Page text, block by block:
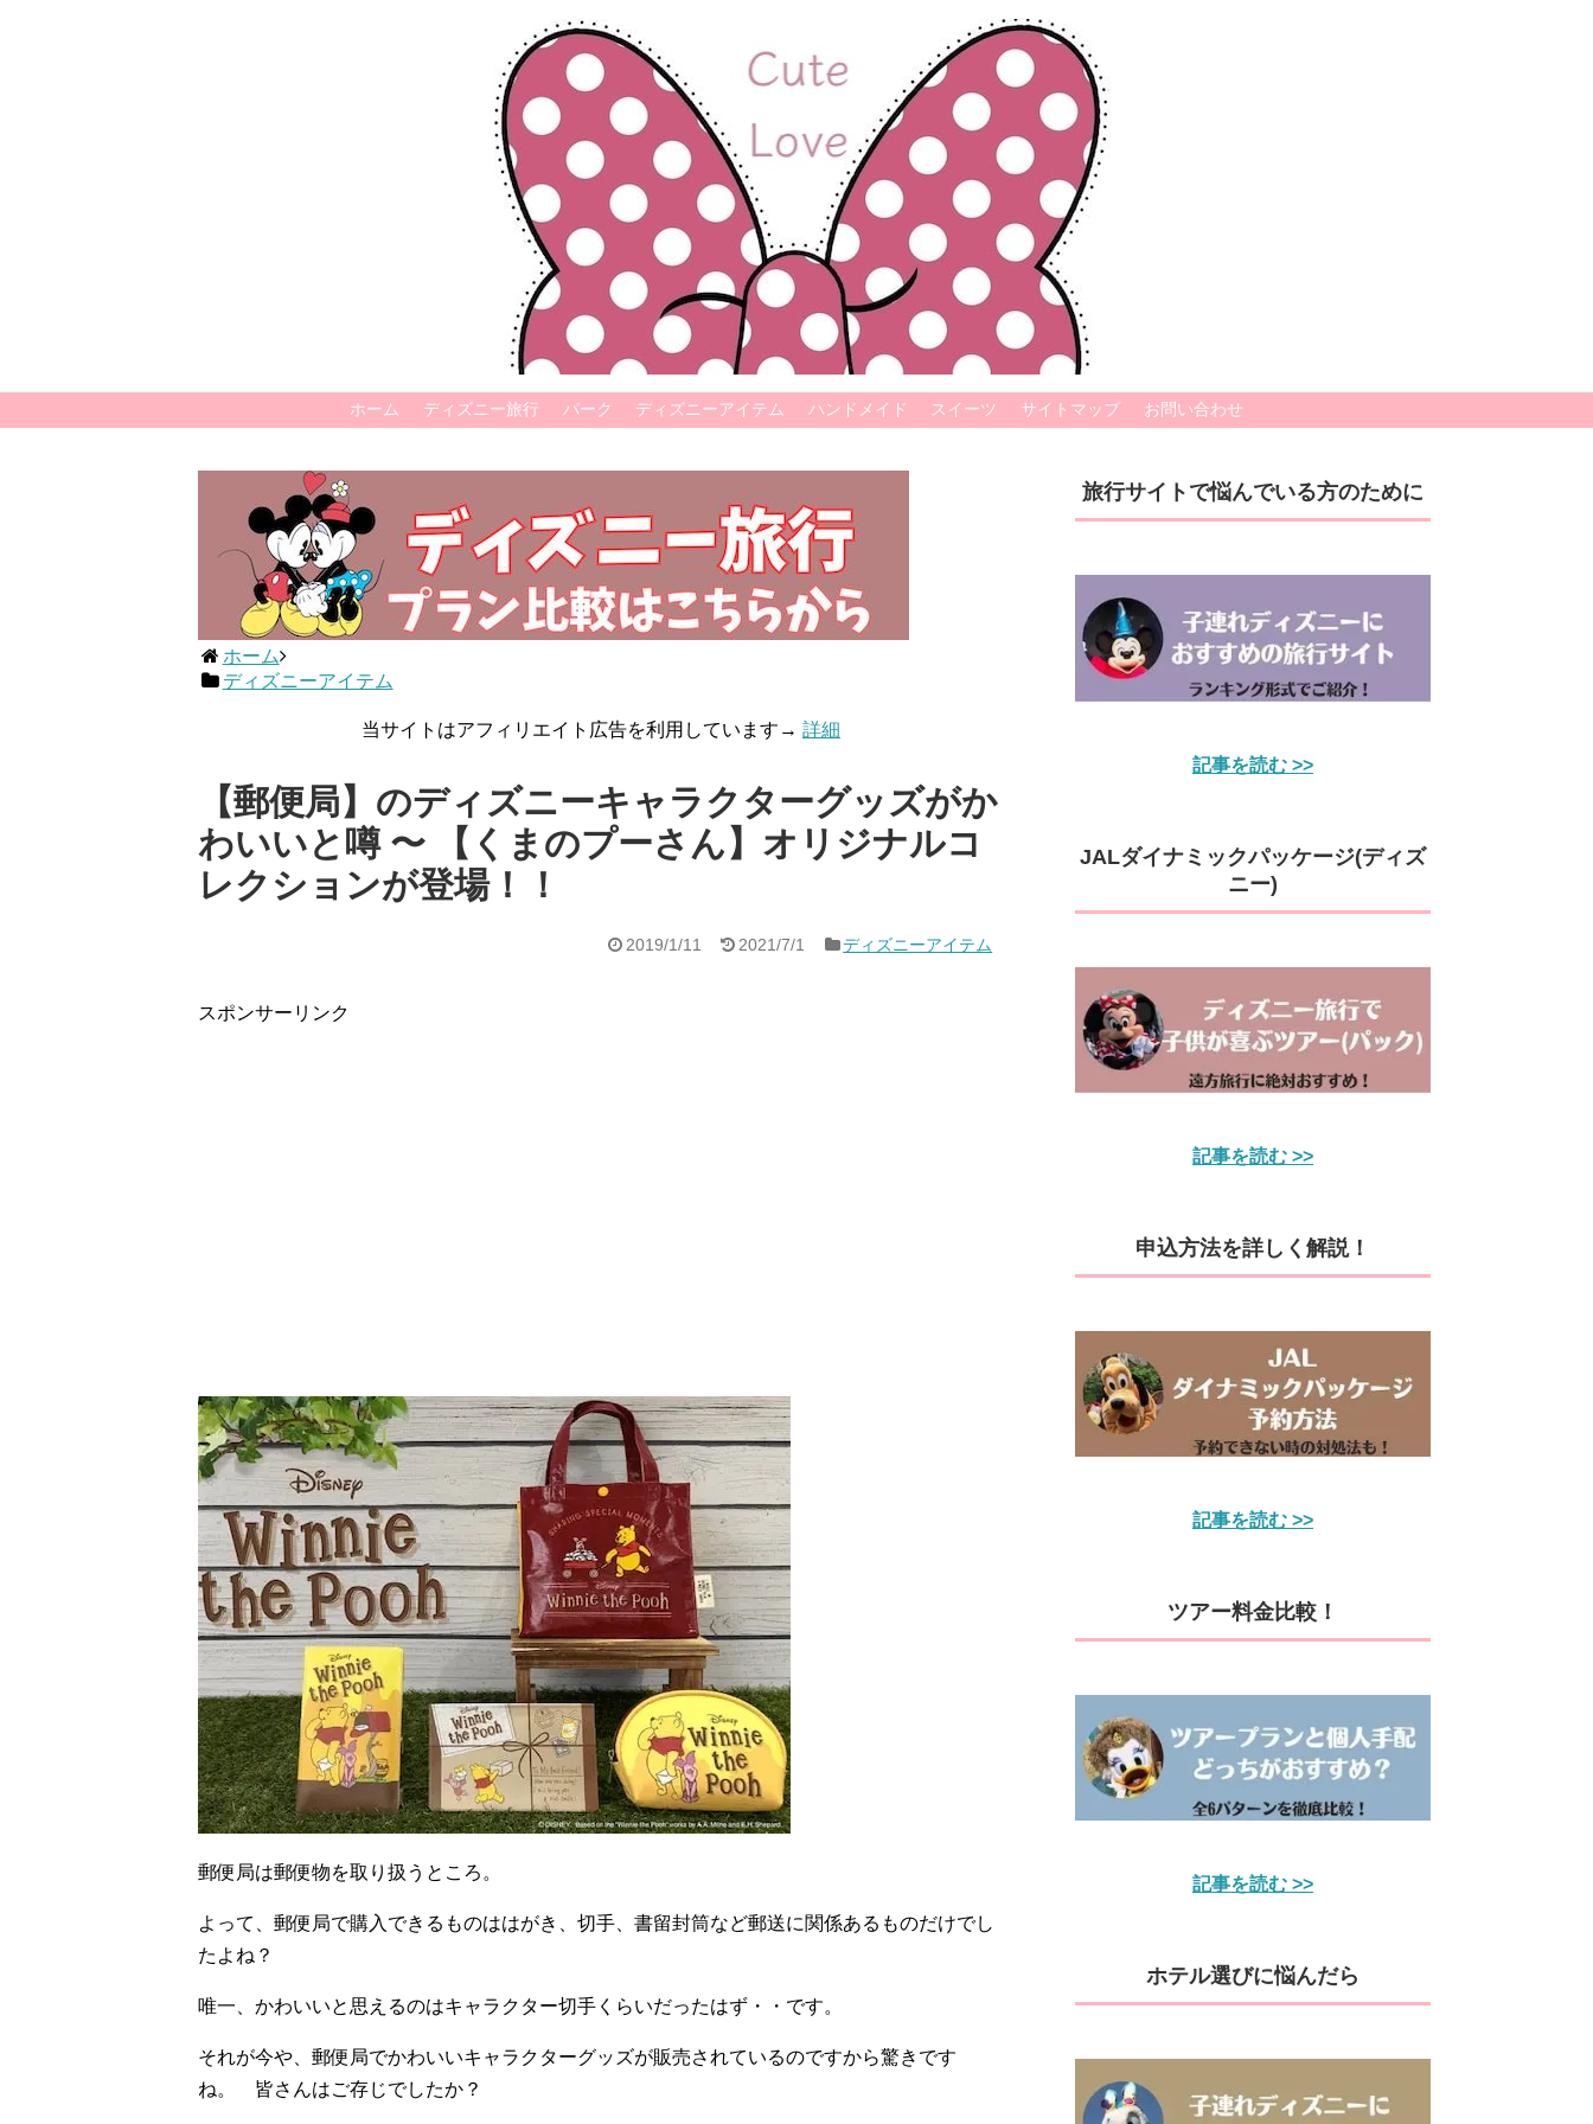
ホーム ディズニー旅行 パーク ディズニーアイテム ハンドメイド スイーツ サイトマップ お問い合わせ
ホーム
ディズニーアイテム
当サイトはアフィリエイト広告を利用しています→ 詳細
【郵便局】のディズニーキャラクターグッズがか
わいいと噂 〜 【くまのプーさん】オリジナルコ
レクションが登場！！
2019/1/11 2021/7/1 ディズニーアイテム
スポンサーリンク
郵便局は郵便物を取り扱うところ。
よって、郵便局で購入できるものははがき、切手、書留封筒など郵送に関係あるものだけでし
たよね？
唯一、かわいいと思えるのはキャラクター切手くらいだったはず・・です。
それが今や、郵便局でかわいいキャラクターグッズが販売されているのですから驚きです
ね。 皆さんはご存じでしたか？
旅行サイトで悩んでいる方のために
記事を読む >>
JALダイナミックパッケージ(ディズ
ニー)
記事を読む >>
申込方法を詳しく解説！
記事を読む >>
ツアー料金比較！
記事を読む >>
ホテル選びに悩んだら